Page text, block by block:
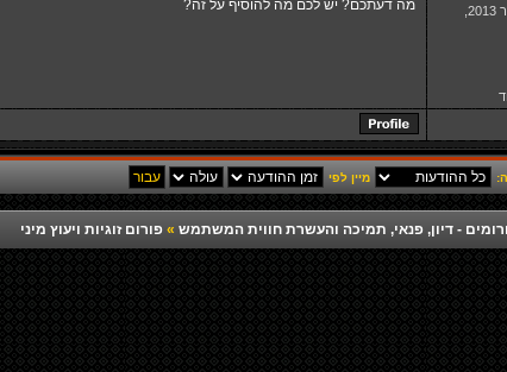
מה דעתכם? יש לכם מה להוסיף על זה?
מיין לפי
- דיון, פנאי, תמיכה והעשרת חווית המשתמש » פורום זוגיות ויעוץ מיני